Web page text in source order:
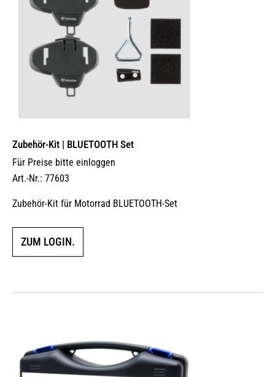
Zubehör-Kit | BLUETOOTH Set
Für Preise bitte einloggen
Art.-Nr.: 77603
Zubehör-Kit für Motorrad BLUETOOTH-Set
ZUM LOGIN.